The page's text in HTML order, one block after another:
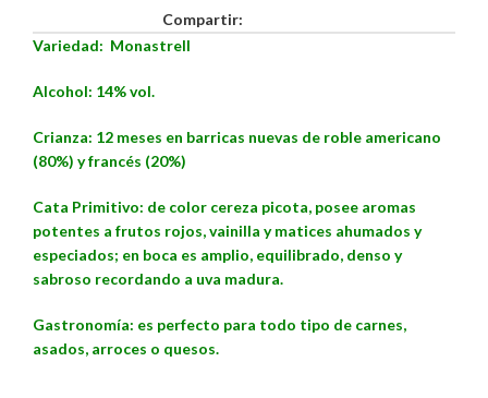
Compartir:
Variedad: Monastrell
Alcohol: 14% vol.
Crianza: 12 meses en barricas nuevas de roble americano
(80%) y francés (20%)
Cata Primitivo: de color cereza picota, posee aromas
potentes a frutos rojos, vainilla y matices ahumados y
especiados; en boca es amplio, equilibrado, denso y
sabroso recordando a uva madura.
Gastronomía: es perfecto para todo tipo de carnes,
asados, arroces o quesos.